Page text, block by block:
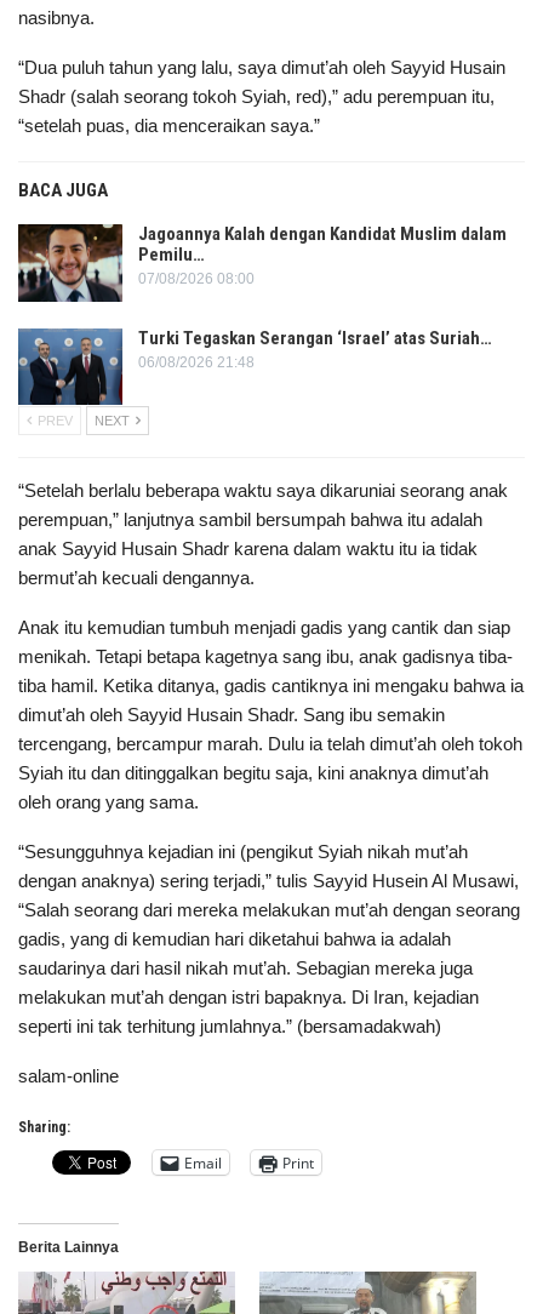
nasibnya.
“Dua puluh tahun yang lalu, saya dimut’ah oleh Sayyid Husain
Shadr (salah seorang tokoh Syiah, red),” adu perempuan itu,
“setelah puas, dia menceraikan saya.”
BACA JUGA
Jagoannya Kalah dengan Kandidat Muslim dalam
Pemilu…
07/08/2026 08:00
Turki Tegaskan Serangan ‘Israel’ atas Suriah…
06/08/2026 21:48
PREV NEXT
“Setelah berlalu beberapa waktu saya dikaruniai seorang anak
perempuan,” lanjutnya sambil bersumpah bahwa itu adalah
anak Sayyid Husain Shadr karena dalam waktu itu ia tidak
bermut’ah kecuali dengannya.
Anak itu kemudian tumbuh menjadi gadis yang cantik dan siap
menikah. Tetapi betapa kagetnya sang ibu, anak gadisnya tiba-
tiba hamil. Ketika ditanya, gadis cantiknya ini mengaku bahwa ia
dimut’ah oleh Sayyid Husain Shadr. Sang ibu semakin
tercengang, bercampur marah. Dulu ia telah dimut’ah oleh tokoh
Syiah itu dan ditinggalkan begitu saja, kini anaknya dimut’ah
oleh orang yang sama.
“Sesungguhnya kejadian ini (pengikut Syiah nikah mut’ah
dengan anaknya) sering terjadi,” tulis Sayyid Husein Al Musawi,
“Salah seorang dari mereka melakukan mut’ah dengan seorang
gadis, yang di kemudian hari diketahui bahwa ia adalah
saudarinya dari hasil nikah mut’ah. Sebagian mereka juga
melakukan mut’ah dengan istri bapaknya. Di Iran, kejadian
seperti ini tak terhitung jumlahnya.” (bersamadakwah)
salam-online
Sharing:
Email Print
Berita Lainnya